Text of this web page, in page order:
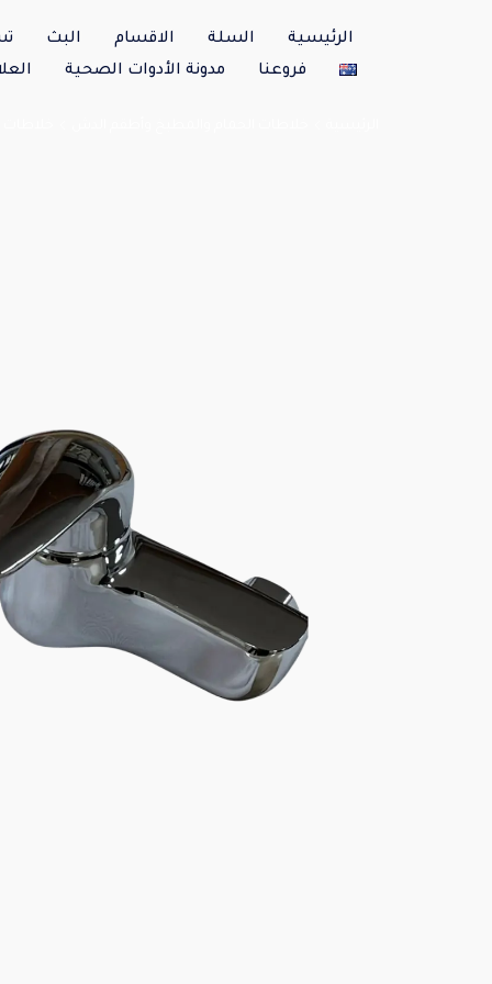
الرئيسية السلة الاقسام البث
فروعنا
مدونة الأدوات الصحية